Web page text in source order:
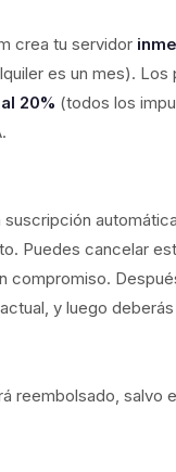
crea tu servidor
es un mes).
20% (todos los
Puedes cancelar
compromiso.
y luego
reembolsado, salvo